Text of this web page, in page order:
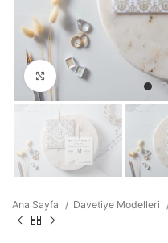
Büyütmek için tıklayın
Ana Sayfa Davetiye Modelleri